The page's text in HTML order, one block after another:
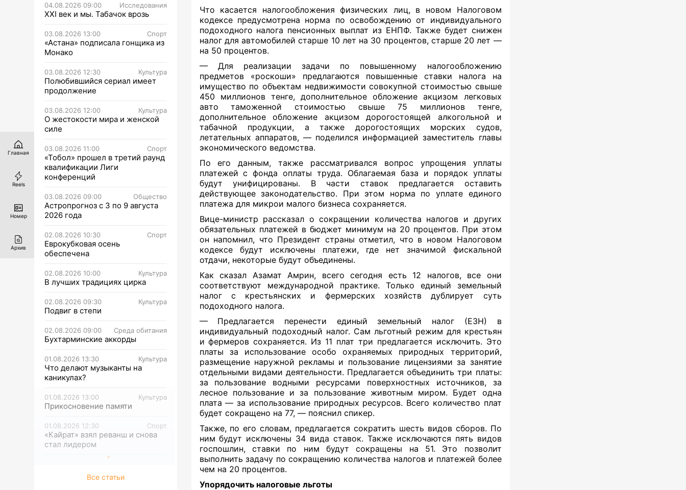
04.08.2026 09:00 Исследования
XXI век и мы. Табачок врозь
03.08.2026 13:00 Спорт
«Астана» подписала гонщика из
Монако
03.08.2026 12:30 Культура
Полюбившийся сериал имеет
продолжение
03.08.2026 12:00 Культура
О жестокости мира и женской
силе
03.08.2026 11:00 Спорт
«Тобол» прошел в третий раунд
квалификации Лиги
конференций
03.08.2026 09:00 Общество
Астропрогноз с 3 по 9 августа
2026 года
02.08.2026 10:30 Спорт
Еврокубковая осень
обеспечена
02.08.2026 10:00 Культура
В лучших традициях цирка
02.08.2026 09:30 Культура
Подвиг в степи
02.08.2026 09:00 Среда обитания
Бухтарминские аккорды
01.08.2026 13:30 Культура
Что делают музыканты на
каникулах?
01.08.2026 13:00 Культура
Прикосновение памяти
01.08.2026 12:30 Спорт
«Кайрат» взял реванш и снова
стал лидером
Все статьи
Что касается налогообложения физических лиц, в новом Налоговом
кодексе предусмотрена норма по освобождению от индивидуального
подоходного налога пенсионных выплат из ЕНПФ. Также будет снижен
налог для автомобилей старше 10 лет на 30 процентов, старше 20 лет —
на 50 процентов.
— Для реализации задачи по повышенному налогообложению
предметов «роскоши» предлагаются повышенные ставки налога на
имущество по объектам недвижимости совокупной стоимостью свыше
450 миллионов тенге, дополнительное обложение акцизом легковых
авто таможенной стоимостью свыше 75 миллионов тенге,
дополнительное обложение акцизом дорогостоящей алкогольной и
табачной продукции, а также дорогостоящих морских судов,
летательных аппаратов, — поделился информацией заместитель главы
экономического ведомства.
По его данным, также рассматривался вопрос упрощения уплаты
платежей с фонда оплаты труда. Облагаемая база и порядок уплаты
будут унифицированы. В части ставок предлагается оставить
действующее законодательство. При этом норма по уплате единого
платежа для микрои малого бизнеса сохраняется.
Вице-министр рассказал о сокращении количества налогов и других
обязательных платежей в бюджет минимум на 20 процентов. При этом
он напомнил, что Президент страны отметил, что в новом Налоговом
кодексе будут исключены платежи, где нет значимой фискальной
отдачи, некоторые будут объединены.
Как сказал Азамат Амрин, всего сегодня есть 12 налогов, все они
соответствуют международной практике. Только единый земельный
налог с крестьянских и фермерских хозяйств дублирует суть
подоходного налога.
— Предлагается перенести единый земельный налог (ЕЗН) в
индивидуальный подоходный налог. Сам льготный режим для крестьян
и фермеров сохраняется. Из 11 плат три предлагается исключить. Это
платы за использование особо охраняемых природных территорий,
размещение наружной рекламы и пользование лицензиями за занятие
отдельными видами деятельности. Предлагается объединить три платы:
за пользование водными ресурсами поверхностных источников, за
лесное пользование и за пользование животным миром. Будет одна
плата — за использование природных ресурсов. Всего количество плат
будет сокращено на 77, — пояснил спикер.
Также, по его словам, предлагается сократить шесть видов сборов. По
ним будут исключены 34 вида ставок. Также исключаются пять видов
госпошлин, ставки по ним будут сокращены на 51. Это позволит
выполнить задачу по сокращению количества налогов и платежей более
чем на 20 процентов.
Упорядочить налоговые льготы
Главная
Reels
Номер
Архив